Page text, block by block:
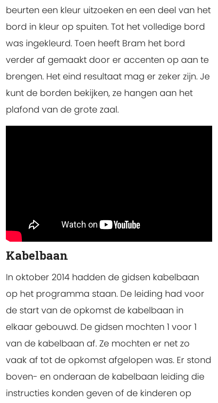
beurten een kleur uitzoeken en een deel van het
bord in kleur op spuiten. Tot het volledige bord
was ingekleurd. Toen heeft Bram het bord
verder af gemaakt door er accenten op aan te
brengen. Het eind resultaat mag er zeker zijn. Je
kunt de borden bekijken, ze hangen aan het
plafond van de grote zaal.
Kabelbaan
In oktober 2014 hadden de gidsen kabelbaan
op het programma staan. De leiding had voor
de start van de opkomst de kabelbaan in
elkaar gebouwd. De gidsen mochten 1 voor 1
van de kabelbaan af. Ze mochten er net zo
vaak af tot de opkomst afgelopen was. Er stond
boven- en onderaan de kabelbaan leiding die
instructies konden geven of de kinderen op